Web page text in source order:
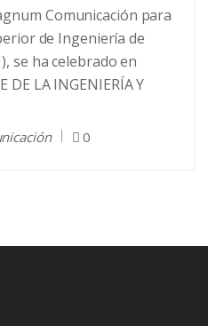
Comunicación para
de Ingeniería de
se ha celebrado en
DE LA INGENIERÍA Y
0